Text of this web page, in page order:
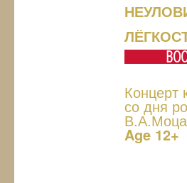
Концерт
со дня
Age 12+